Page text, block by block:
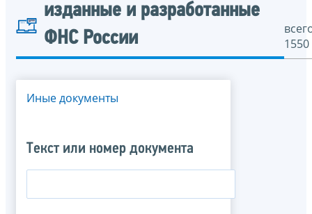
изданные и разработанные
ФНС России
1550
Иные документы
Текст или номер документа